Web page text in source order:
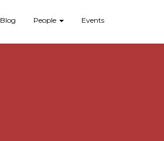
Blog People Events